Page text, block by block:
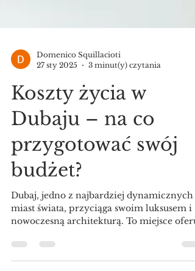
Domenico Squillacioti
27 sty 2025
3 minut(y) czytania
Koszty życia w
Dubaju – na co
przygotować swój
budżet?